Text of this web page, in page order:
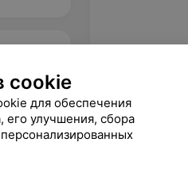
cookie
для обеспечения
его улучшения, сбора